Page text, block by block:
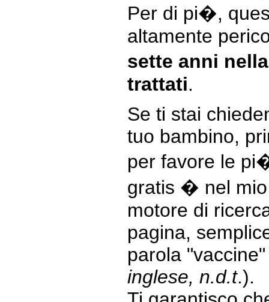
Per di pi�,
altamente
sette anni
trattati.
Se ti stai
tuo bambino,
per favore le
gratis � nel
motore di
pagina,
parola
inglese, n.d.t.).